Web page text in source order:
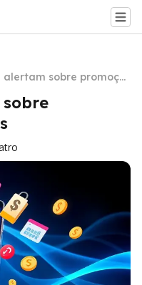
alertam sobre promoçõ